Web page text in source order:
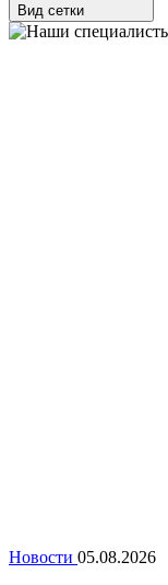
Вид сетки
Новости 05.08.2026